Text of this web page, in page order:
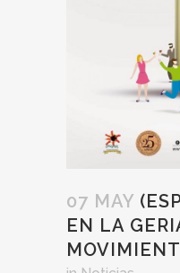
07 MAY
EN LA